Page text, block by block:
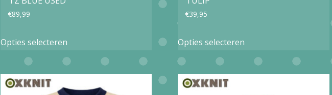
€89,99
Opties selecteren
heeft
€39,95
Opties selecteren
heeft